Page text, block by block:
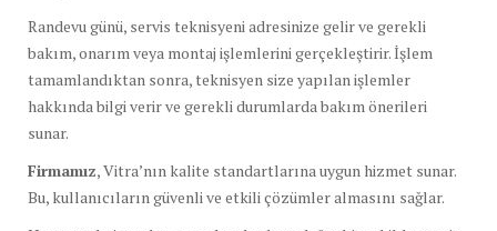
Randevu günü, servis teknisyeni adresinize gelir ve gerekli
bakım, onarım veya montaj işlemlerini gerçekleştirir. İşlem
tamamlandıktan sonra, teknisyen size yapılan işlemler
hakkında bilgi verir ve gerekli durumlarda bakım önerileri
sunar.
Firmamız, Vitra’nın kalite standartlarına uygun hizmet sunar.
Bu, kullanıcıların güvenli ve etkili çözümler almasını sağlar.